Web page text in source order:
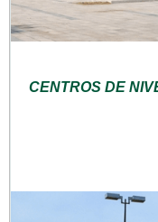
CENTROS DE